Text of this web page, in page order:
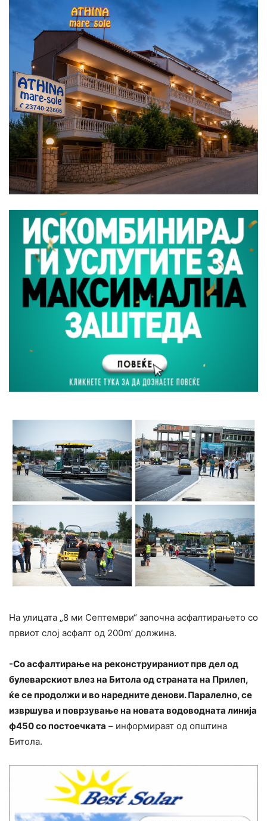
На улицата „8 ми Септември“ започна асфалтирањето со
првиот слој асфалт од 200m’ должина.
-Со асфалтирање на реконструираниот прв дел од
булеварскиот влез на Битола од страната на Прилеп,
ќе се продолжи и во наредните денови. Паралелно, се
извршува и поврзување на новата водоводната линија
ф450 со постоечката – информираат од општина
Битола.